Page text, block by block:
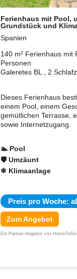
Ferienhaus mit Pool,
Grundstück und
Spanien
140 m² Ferienhaus mit
Personen
Galeretes BL , 2
Dieses Ferienhaus
einem Pool, einem
gemütlichen Terrasse,
sowie Internetzugang.
🏊 Pool
🛡 Umzäunt
❄ Klimaanlage
Preis pro Woche:
Zum Angebot
Ein Partner-Angebot von HomeToGo